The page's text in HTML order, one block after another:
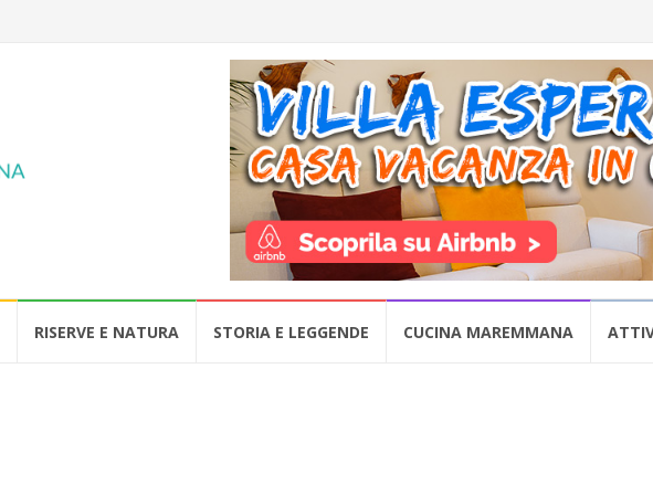
RISERVE E NATURA STORIA E LEGGENDE CUCINA MAREMMANA